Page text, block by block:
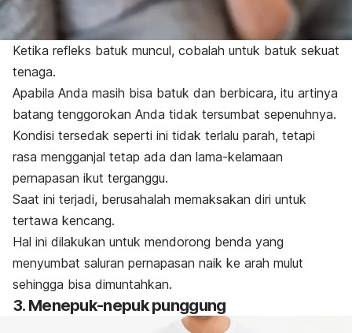
Ketika refleks batuk muncul, cobalah untuk batuk sekuat
tenaga.
Apabila Anda masih bisa batuk dan berbicara, itu artinya
batang tenggorokan Anda tidak tersumbat sepenuhnya.
Kondisi tersedak seperti ini tidak terlalu parah, tetapi
rasa mengganjal tetap ada dan lama-kelamaan
pernapasan ikut terganggu.
Saat ini terjadi, berusahalah memaksakan diri untuk
tertawa kencang.
Hal ini dilakukan untuk mendorong benda yang
menyumbat saluran pernapasan naik ke arah mulut
sehingga bisa dimuntahkan.
3. Menepuk-nepuk punggung